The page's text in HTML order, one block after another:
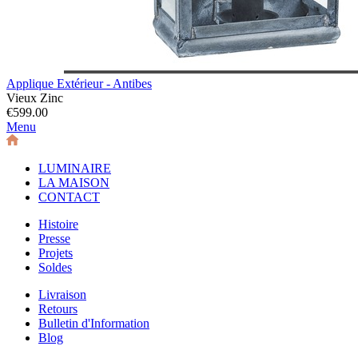
Applique Extérieur - Antibes
Vieux Zinc
€599.00
Menu
LUMINAIRE
LA MAISON
CONTACT
Histoire
Presse
Projets
Soldes
Livraison
Retours
Bulletin d'Information
Blog